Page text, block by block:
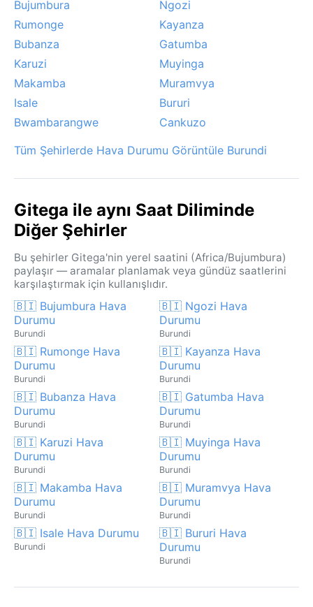
hava sunar.
Bujumbura
Ngozi
Rumonge
Kayanza
Bubanza
Gatumba
Karuzi
Muyinga
Makamba
Muramvya
Isale
Bururi
Bwambarangwe
Cankuzo
Tüm Şehirlerde Hava Durumu Görüntüle Burundi
Gitega ile aynı Saat Diliminde
Diğer Şehirler
Bu şehirler Gitega'nin yerel saatini (Africa/Bujumbura)
paylaşır — aramalar planlamak veya gündüz saatlerini
karşılaştırmak için kullanışlıdır.
🇧🇮 Bujumbura Hava
Durumu
Burundi
🇧🇮 Ngozi Hava
Durumu
Burundi
🇧🇮 Rumonge Hava
Durumu
Burundi
🇧🇮 Kayanza Hava
Durumu
Burundi
🇧🇮 Bubanza Hava
Durumu
Burundi
🇧🇮 Gatumba Hava
Durumu
Burundi
🇧🇮 Karuzi Hava
Durumu
Burundi
🇧🇮 Muyinga Hava
Durumu
Burundi
🇧🇮 Makamba Hava
Durumu
Burundi
🇧🇮 Muramvya Hava
Durumu
Burundi
🇧🇮 Isale Hava Durumu
Burundi
🇧🇮 Bururi Hava
Durumu
Burundi